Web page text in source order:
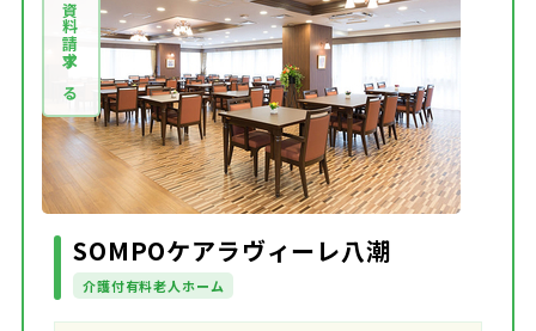
資料請求する
SOMPOケアラヴィーレ八潮
介護付有料老人ホーム